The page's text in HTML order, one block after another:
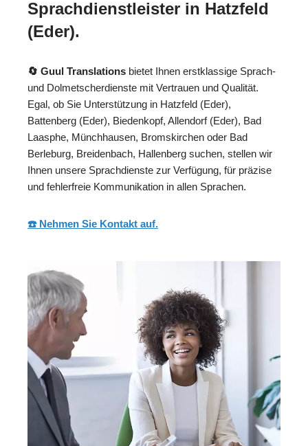
Sprachdienstleister in Hatzfeld
(Eder).
🔄 Guul Translations bietet Ihnen erstklassige Sprach-
und Dolmetscherdienste mit Vertrauen und Qualität.
Egal, ob Sie Unterstützung in Hatzfeld (Eder),
Battenberg (Eder), Biedenkopf, Allendorf (Eder), Bad
Laasphe, Münchhausen, Bromskirchen oder Bad
Berleburg, Breidenbach, Hallenberg suchen, stellen wir
Ihnen unsere Sprachdienste zur Verfügung, für präzise
und fehlerfreie Kommunikation in allen Sprachen.
☎️ Nehmen Sie Kontakt auf.